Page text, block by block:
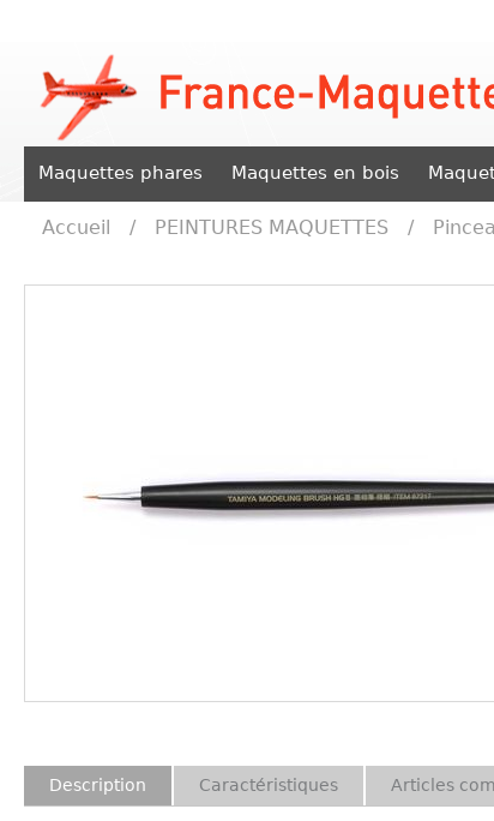
Maquettes phares Maquettes en bois
Accueil / PEINTURES MAQUETTES /
Description Caractéristiques Articles